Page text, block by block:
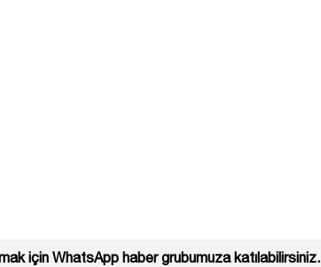
için WhatsApp haber grubumuza katılabilirsiniz.